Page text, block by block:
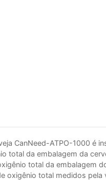
CanNeed-ATPO-1000 é
total da embalagem da
total da embalagem
total medidos pela